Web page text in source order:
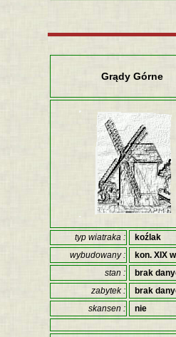
Grądy Górne
typ wiatraka :
koźlak
wybudowany :
kon. XIX
stan :
brak
zabytek :
brak
skansen :
nie